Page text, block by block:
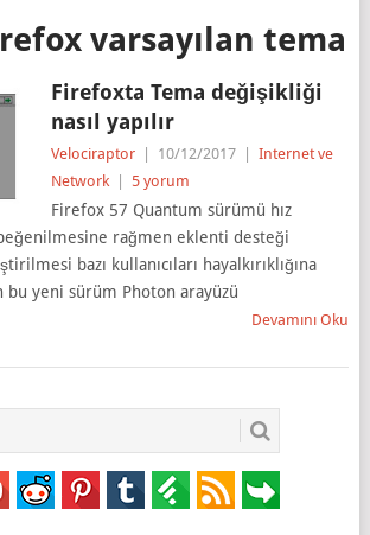
varsayılan tema
Firefoxta Tema değişikliği
nasıl yapılır
Velociraptor 10/12/2017
Internet ve
Network
5 yorum
Firefox 57 Quantum sürümü hız
beğenilmesine rağmen eklenti desteği
bazı kullanıcıları hayalkırıklığına
bu yeni sürüm Photon arayüzü
Devamını Oku